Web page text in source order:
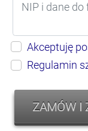
Akceptuję
Regulamin